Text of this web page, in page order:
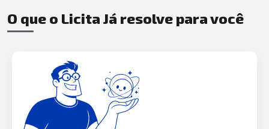
O que o Licita Já resolve para você